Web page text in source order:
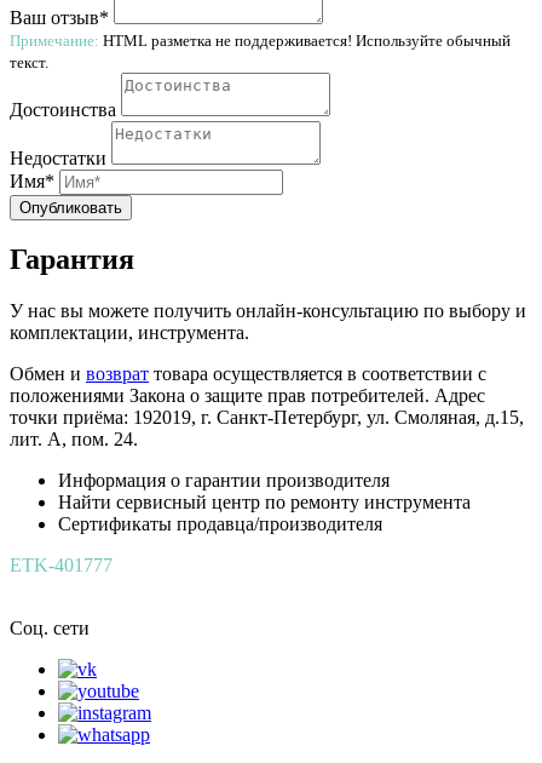
Ваш отзыв*
Примечание: HTML разметка не поддерживается! Используйте обычный
текст.
Достоинства
Недостатки
Имя*
Опубликовать
Гарантия
У нас вы можете получить онлайн-консультацию по выбору и
комплектации, инструмента.
Обмен и возврат товара осуществляется в соответствии с
положениями Закона о защите прав потребителей. Адрес
точки приёма: 192019, г. Санкт-Петербург, ул. Смоляная, д.15,
лит. А, пом. 24.
Информация о гарантии производителя
Найти сервисный центр по ремонту инструмента
Сертификаты продавца/производителя
ETK-401777
Соц. сети